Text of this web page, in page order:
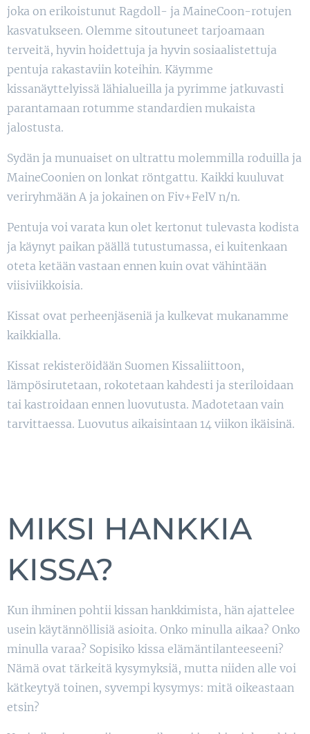
joka on erikoistunut Ragdoll- ja MaineCoon-rotujen
kasvatukseen. Olemme sitoutuneet tarjoamaan
terveitä, hyvin hoidettuja ja hyvin sosiaalistettuja
pentuja rakastaviin koteihin. Käymme
kissanäyttelyissä lähialueilla ja pyrimme jatkuvasti
parantamaan rotumme standardien mukaista
jalostusta.
Sydän ja munuaiset on ultrattu molemmilla roduilla ja
MaineCoonien on lonkat röntgattu. Kaikki kuuluvat
veriryhmään A ja jokainen on Fiv+FelV n/n.
Pentuja voi varata kun olet kertonut tulevasta kodista
ja käynyt paikan päällä tutustumassa, ei kuitenkaan
oteta ketään vastaan ennen kuin ovat vähintään
viisiviikkoisia.
Kissat ovat perheenjäseniä ja kulkevat mukanamme
kaikkialla.
Kissat rekisteröidään Suomen Kissaliittoon,
lämpösirutetaan, rokotetaan kahdesti ja steriloidaan
tai kastroidaan ennen luovutusta. Madotetaan vain
tarvittaessa. Luovutus aikaisintaan 14 viikon ikäisinä.
MIKSI HANKKIA
KISSA?
Kun ihminen pohtii kissan hankkimista, hän ajattelee
usein käytännöllisiä asioita. Onko minulla aikaa? Onko
minulla varaa? Sopisiko kissa elämäntilanteeseeni?
Nämä ovat tärkeitä kysymyksiä, mutta niiden alle voi
kätkeytyä toinen, syvempi kysymys: mitä oikeastaan
etsin?